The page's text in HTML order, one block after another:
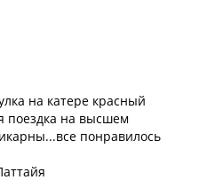
на катере красный
поездка на высшем
понравилось